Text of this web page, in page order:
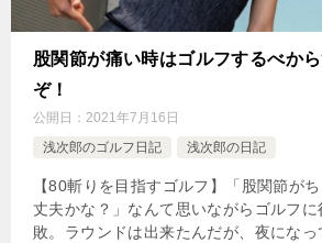
股関節が痛い時はゴルフするべか
ぞ！
公開日： 2021年7月16日
浅次郎のゴルフ日記
浅次郎の日記
【80斬りを目指すゴルフ】「股関節が
丈夫かな？」なんて思いながらゴルフ
敗。ラウンドは出来たんだが、夜にな